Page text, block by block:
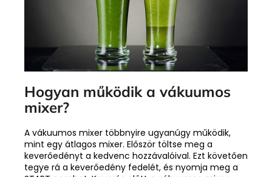
Hogyan működik a vákuumos
mixer?
A vákuumos mixer többnyire ugyanúgy működik,
mint egy átlagos mixer. Először töltse meg a
keverőedényt a kedvenc hozzávalóival. Ezt követően
tegye rá a keverőedény fedelét, és nyomja meg a